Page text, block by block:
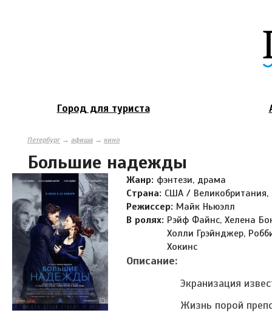
Город для туриста
Петербург→ афиша → кино
Большие надежды
Жанр: фэнтези, драма
Страна: США / Великобритания,
Режиссер: Майк Ньюэлл
В ролях: Рэйф Файнс, Хелена
Холли Грэйнджер,
Хокинс
Описание:
Экранизация
Жизнь порой